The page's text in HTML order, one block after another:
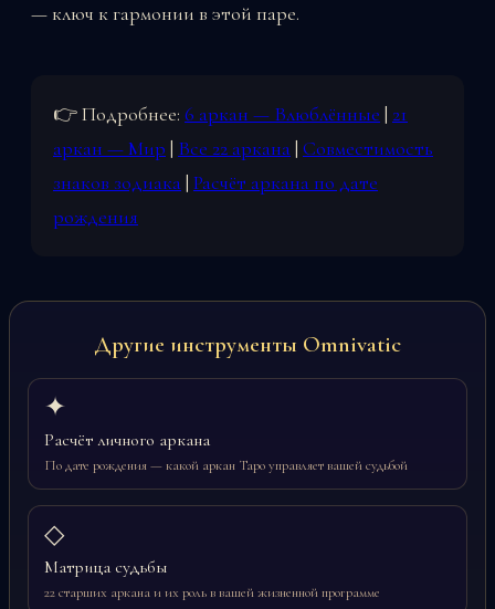
— ключ к гармонии в этой паре.
👉 Подробнее: 6 аркан — Влюблённые | 21
аркан — Мир | Все 22 аркана| Совместимость
знаков зодиака| Расчёт аркана по дате
рождения
Другие инструменты Omnivatic
✦
Расчёт личного аркана
По дате рождения — какой аркан Таро управляет вашей судьбой
◇
Матрица судьбы
22 старших аркана и их роль в вашей жизненной программе